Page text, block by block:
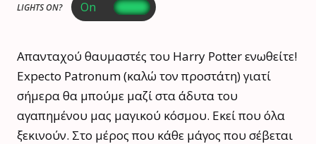
LIGHTS ON?
Απανταχού θαυμαστές του Harry Potter ενωθείτε!
Expecto Patronum (καλώ τον προστάτη) γιατί
σήμερα θα μπούμε μαζί στα άδυτα του
αγαπημένου μας μαγικού κόσμου. Εκεί που όλα
ξεκινούν. Στο μέρος που κάθε μάγος που σέβεται